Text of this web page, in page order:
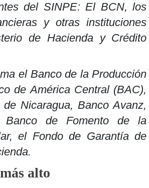
del SINPE: El BCN, los
y otras instituciones
de Hacienda y Crédito
el Banco de la Producción
de América Central (BAC),
Nicaragua, Banco Avanz,
Banco de Fomento de la
el Fondo de Garantía de
alto